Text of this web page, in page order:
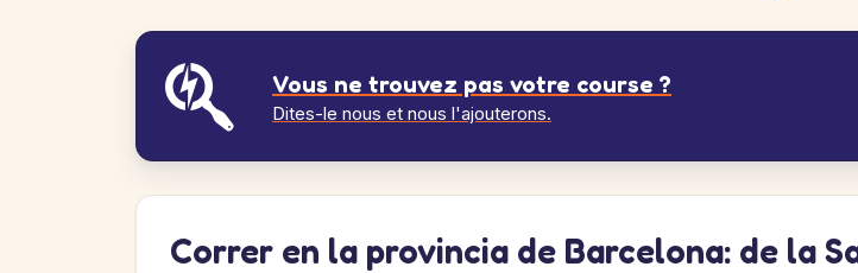
Vous ne trouvez pas votre course ?
Dites-le nous et nous l'ajouterons.
Correr en la provincia de Barcelona: de la